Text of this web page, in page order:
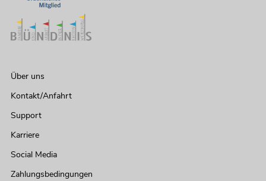
Über uns
Kontakt/Anfahrt
Support
Karriere
Social Media
Zahlungsbedingungen